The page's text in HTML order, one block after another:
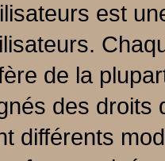
est
de la
des
différents